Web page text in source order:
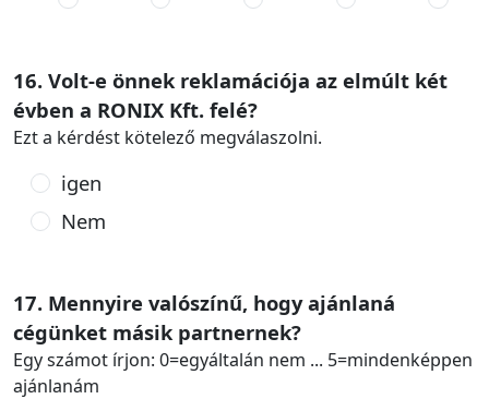
16. Volt-e önnek reklamációja az elmúlt két
évben a RONIX Kft. felé?
Ezt a kérdést kötelező megválaszolni.
igen
Nem
17. Mennyire valószínű, hogy ajánlaná
cégünket másik partnernek?
Egy számot írjon: 0=egyáltalán nem ... 5=mindenképpen
ajánlanám